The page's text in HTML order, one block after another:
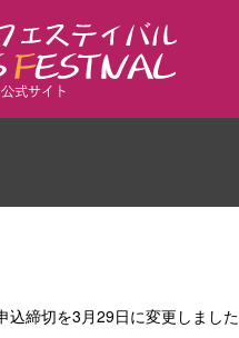
込締切を3月29日に変更しました